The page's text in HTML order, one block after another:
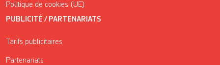
Politique de cookies (UE)
PUBLICITÉ / PARTENARIATS
Tarifs publicitaires
Partenariats